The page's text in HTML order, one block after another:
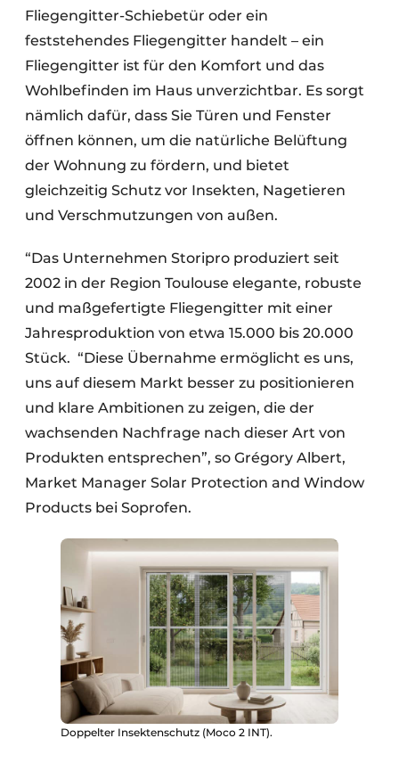
Fliegengitter-Schiebetür oder ein
feststehendes Fliegengitter handelt – ein
Fliegengitter ist für den Komfort und das
Wohlbefinden im Haus unverzichtbar. Es sorgt
nämlich dafür, dass Sie Türen und Fenster
öffnen können, um die natürliche Belüftung
der Wohnung zu fördern, und bietet
gleichzeitig Schutz vor Insekten, Nagetieren
und Verschmutzungen von außen.
“Das Unternehmen Storipro produziert seit
2002 in der Region Toulouse elegante, robuste
und maßgefertigte Fliegengitter mit einer
Jahresproduktion von etwa 15.000 bis 20.000
Stück. “Diese Übernahme ermöglicht es uns,
uns auf diesem Markt besser zu positionieren
und klare Ambitionen zu zeigen, die der
wachsenden Nachfrage nach dieser Art von
Produkten entsprechen”, so Grégory Albert,
Market Manager Solar Protection and Window
Products bei Soprofen.
Doppelter Insektenschutz (Moco 2 INT).